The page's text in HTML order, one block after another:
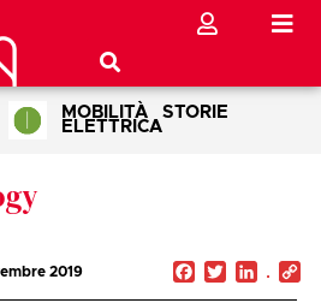
MOBILITÀ
ELETTRICA
STORIE
2019 Facebook
Twitter